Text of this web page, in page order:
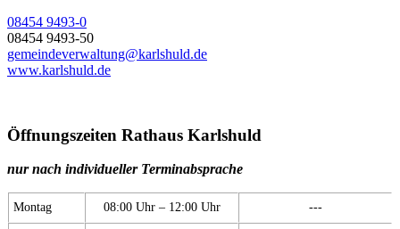
08454 9493-0
08454 9493-50
gemeindeverwaltung@karlshuld.de
www.karlshuld.de
Öffnungszeiten Rathaus Karlshuld
nur nach individueller Terminabsprache
Montag 08:00 Uhr – 12:00 Uhr ---